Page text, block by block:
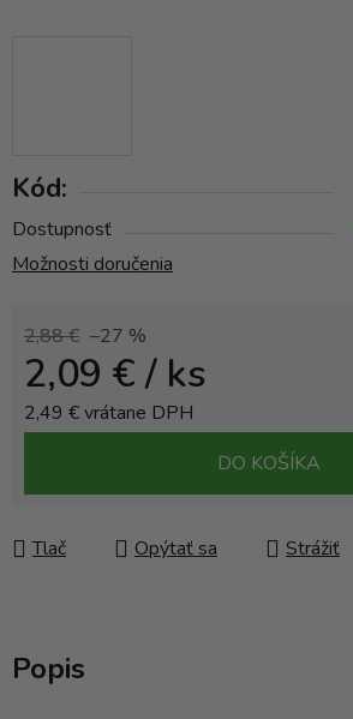
Kód:
Dostupnosť
Možnosti doručenia
2,88 € –27 %
2,09 €/ ks
2,49 € vrátane DPH
DO KOŠÍKA
Tlač Opýtať sa Strážiť
Popis